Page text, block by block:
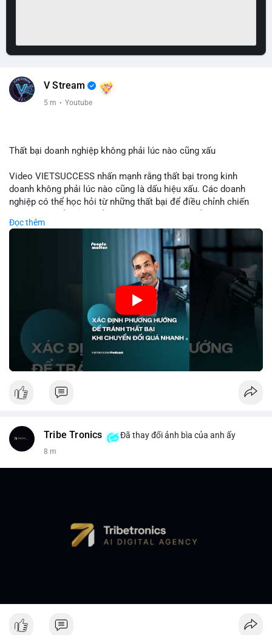
V Stream
5 m · Youtube
Thất bại doanh nghiệp không phải lúc nào cũng xấu
Video VIETSUCCESS nhấn mạnh rằng thất bại trong kinh
doanh không phải lúc nào cũng là dấu hiệu xấu. Các doanh
nghiệp có thể học hỏi từ những thất bại để điều chỉnh chiến
trình. Trong lĩnh vực tài chính và crypto, hiểu rõ nguyên nhân
thất bại giúp quản lý rủi ro hiệu quả và tránh lặp lại sai lầm.
Điều này đặc biệt quan trọng khi áp dụng vào các mô hình kinh
doanh mới hoặc đầu tư vào dự án blockchain.
🎥 Xem video trực tiếp tại:
Nguồn: VIETSUCCESS
Đọc thêm
Tribe Tronics Đã thay đổi ảnh bìa của anh ấy
8 m